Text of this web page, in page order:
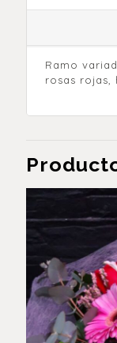
Ramo
rosas rojas,